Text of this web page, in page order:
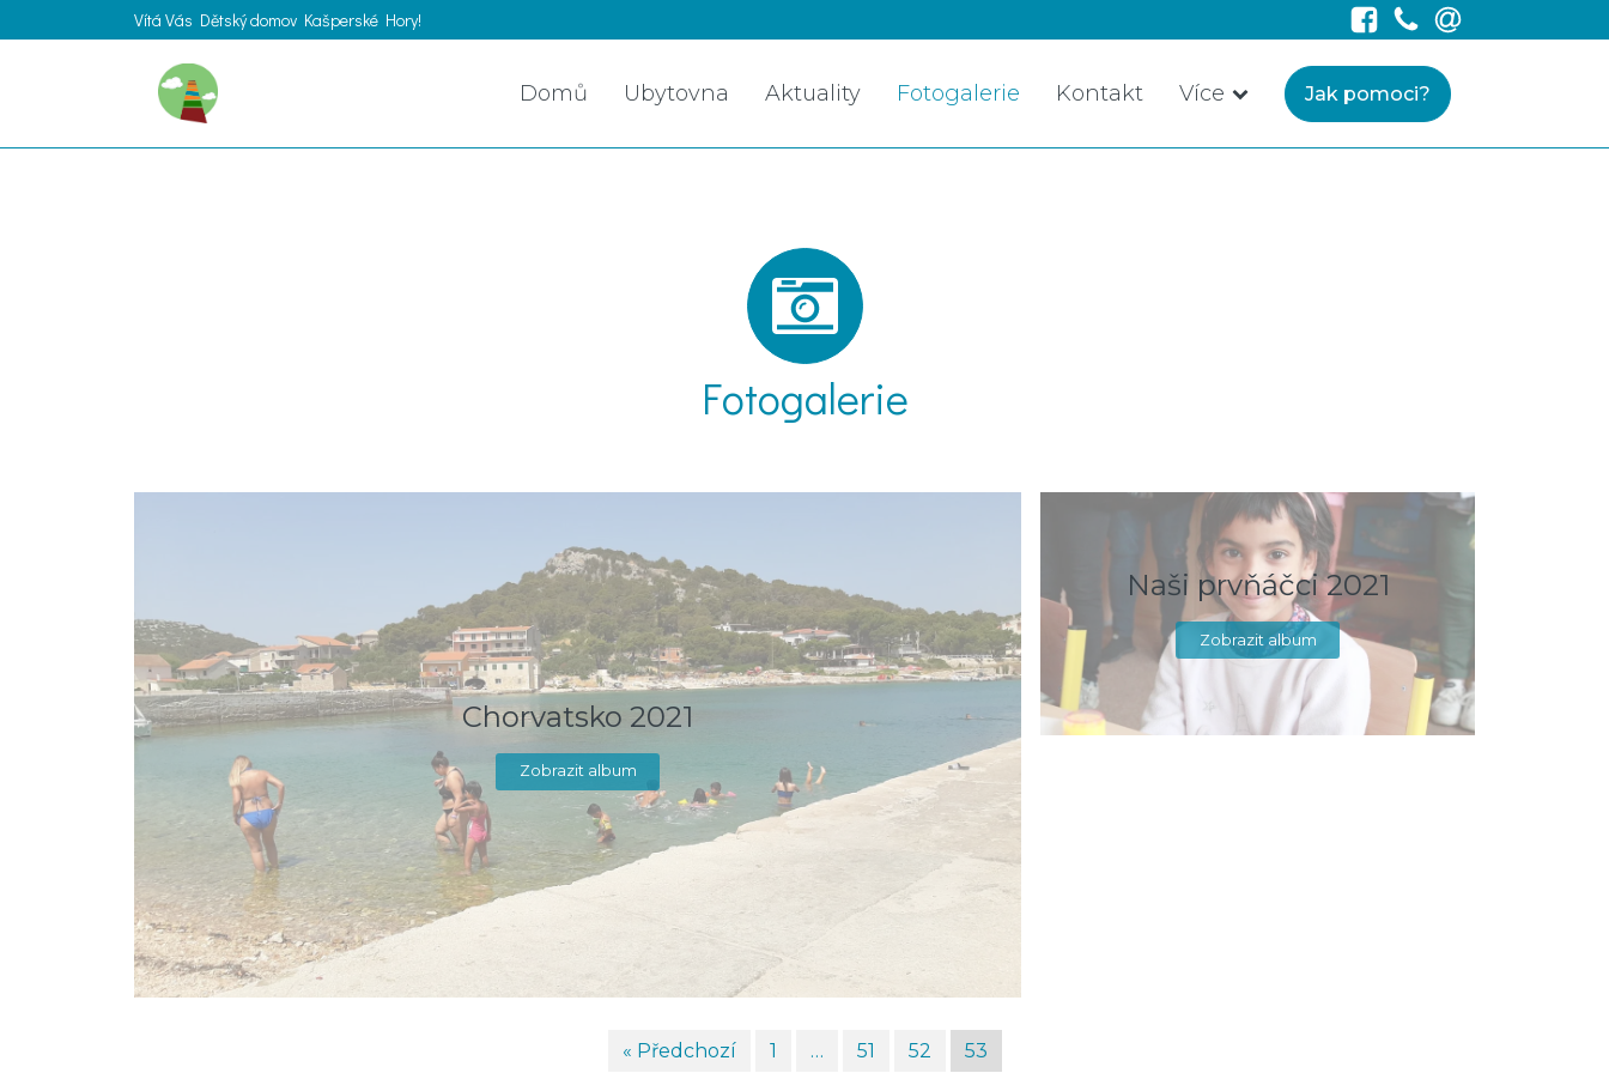
Vítá Vás Dětský domov Kašperské Hory!
Domů Ubytovna Aktuality Fotogalerie Kontakt Více Jak pomoci?
Fotogalerie
Chorvatsko 2021
Zobrazit album
Naši prvňáčci 2021
Zobrazit album
« Předchozí 1 … 51 52 53